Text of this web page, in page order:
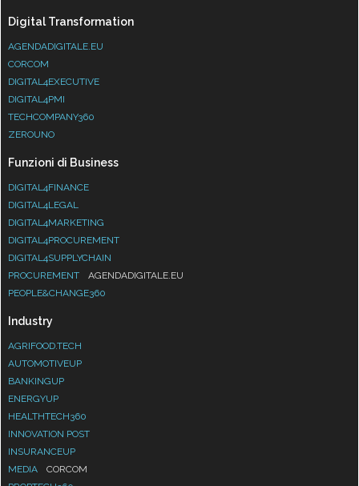
Digital Transformation
AGENDADIGITALE.EU
CORCOM
DIGITAL4EXECUTIVE
DIGITAL4PMI
TECHCOMPANY360
ZEROUNO
Funzioni di Business
DIGITAL4FINANCE
DIGITAL4LEGAL
DIGITAL4MARKETING
DIGITAL4PROCUREMENT
DIGITAL4SUPPLYCHAIN
PROCUREMENT
AGENDADIGITALE.EU
PEOPLE&CHANGE360
Industry
AGRIFOOD.TECH
AUTOMOTIVEUP
BANKINGUP
ENERGYUP
HEALTHTECH360
INNOVATION POST
INSURANCEUP
MEDIA
CORCOM